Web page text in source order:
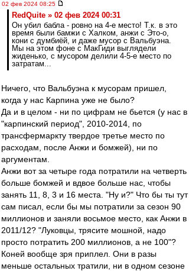
02 фев 2024 08:25
RedQuite » 02 фев 2024 00:31
Он убил бабла - ровно на 4-е место! Т.к. в это
время были бамжи с Халком, анжи с Это-о,
кони с думбиёй, и даже мусор с Вальбуэна.
Мы на этом фоне с МакГиди выглядели
жиденько, с мусором делили 4-5-е место по
затратам...
Ничего, что Вальбуэна к мусорам пришел,
когда у нас Карпина уже не было?
Да и в целом - ни по цифрам не бьется (у нас в
"карпинский период", 2010-2014, по
трансфермаркту твердое третье место по
расходам, после Анжи и бомжей), ни по
аргументам.
Анжи вот за четыре года потратили на четверть
больше бомжей и вдвое больше нас, чтобы
занять 11, 8, 3 и 16 места. "Ну и?" Что бы ты тут
сам писал, если бы мы потратили за сезон 90
миллионов и заняли восьмое место, как Анжи в
2011/12? "Луковцы, трясите мошной, надо
просто потратить 200 миллионов, а не 100"?
Коней вообще зря приплел. Они в разы
меньше остальных тратили, ни в одном сезоне